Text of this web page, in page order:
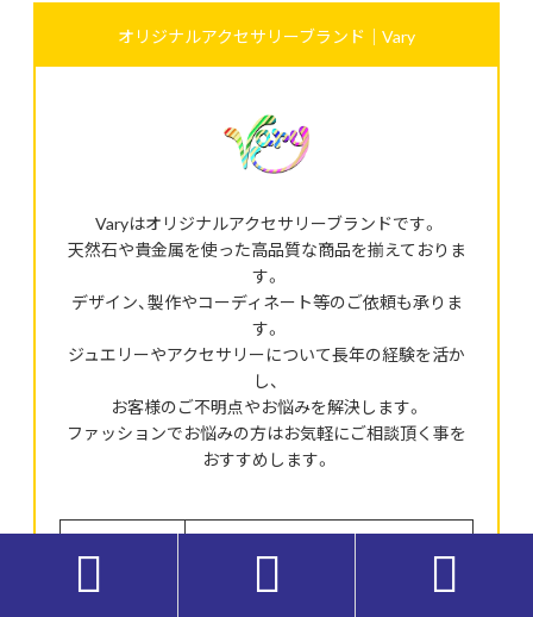
オリジナルアクセサリーブランド｜Vary
Varyはオリジナルアクセサリーブランドです。
天然石や貴金属を使った高品質な商品を揃えておりま
す。
デザイン、製作やコーディネート等のご依頼も承りま
す。
ジュエリーやアクセサリーについて長年の経験を活か
し、
お客様のご不明点やお悩みを解決します。
ファッションでお悩みの方はお気軽にご相談頂く事を
おすすめします。
https://vary-
  